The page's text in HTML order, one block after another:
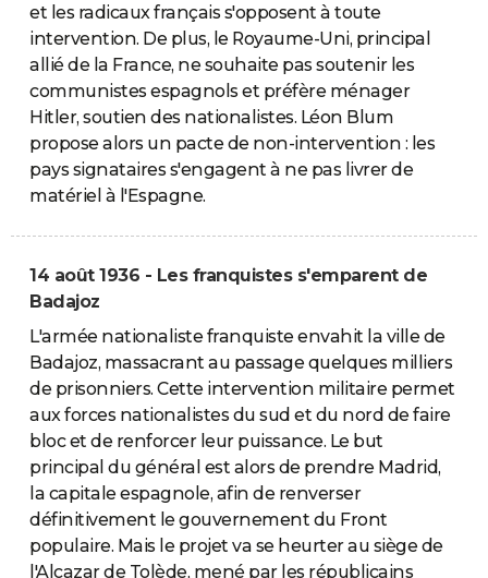
et les radicaux français s'opposent à toute
intervention. De plus, le Royaume-Uni, principal
allié de la France, ne souhaite pas soutenir les
communistes espagnols et préfère ménager
Hitler, soutien des nationalistes. Léon Blum
propose alors un pacte de non-intervention : les
pays signataires s'engagent à ne pas livrer de
matériel à l'Espagne.
14 août 1936 - Les franquistes s'emparent de
Badajoz
L'armée nationaliste franquiste envahit la ville de
Badajoz, massacrant au passage quelques milliers
de prisonniers. Cette intervention militaire permet
aux forces nationalistes du sud et du nord de faire
bloc et de renforcer leur puissance. Le but
principal du général est alors de prendre Madrid,
la capitale espagnole, afin de renverser
définitivement le gouvernement du Front
populaire. Mais le projet va se heurter au siège de
l'Alcazar de Tolède, mené par les républicains